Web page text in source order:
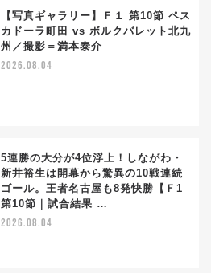
【写真ギャラリー】Ｆ１ 第10節 ペス
カドーラ町田 vs ボルクバレット北九
州／撮影＝満本泰介
2026.08.04
5連勝の大分が4位浮上！しながわ・
新井裕生は開幕から驚異の10戦連続
ゴール。王者名古屋も8発快勝【Ｆ1
第10節｜試合結果 …
2026.08.04